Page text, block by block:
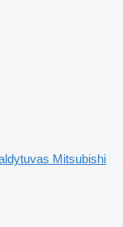
Mitsubishi